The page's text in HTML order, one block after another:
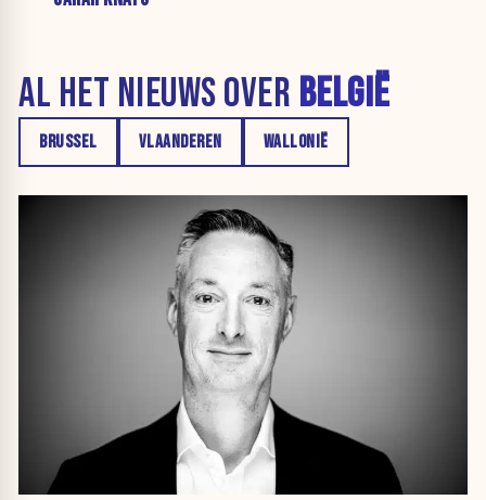
AL HET NIEUWS OVER BELGIË
BRUSSEL VLAANDEREN WALLONIË